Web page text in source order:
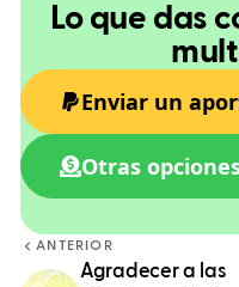
Lo que das
Enviar un
Otras
ANTERIOR
Agradecer a las